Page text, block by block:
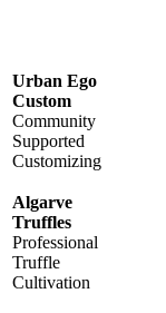
Urban Ego
Custom
Community
Supported
Customizing
Algarve
Truffles
Professional
Truffle
Cultivation